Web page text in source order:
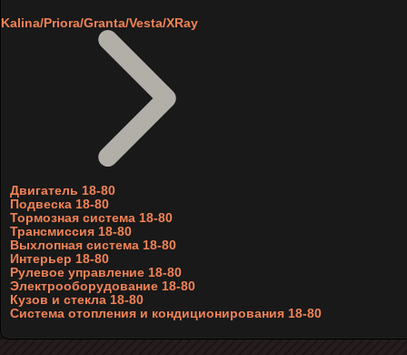
Kalina/Priora/Granta/Vesta/XRay
Двигатель 18-80
Подвеска 18-80
Тормозная система 18-80
Трансмиссия 18-80
Выхлопная система 18-80
Интерьер 18-80
Рулевое управление 18-80
Электрооборудование 18-80
Кузов и стекла 18-80
Система отопления и кондиционирования 18-80